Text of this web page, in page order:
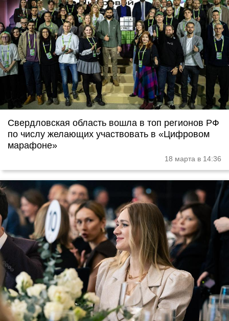
Свердловская область вошла в топ регионов РФ
по числу желающих участвовать в «Цифровом
марафоне»
18 марта в 14:36